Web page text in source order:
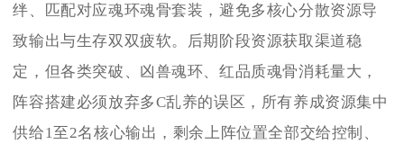
绊、匹配对应魂环魂骨套装，避免多核心分散资源导
致输出与生存双双疲软。后期阶段资源获取渠道稳
定，但各类突破、凶兽魂环、红品质魂骨消耗量大，
阵容搭建必须放弃多C乱养的误区，所有养成资源集中
供给1至2名核心输出，剩余上阵位置全部交给控制、